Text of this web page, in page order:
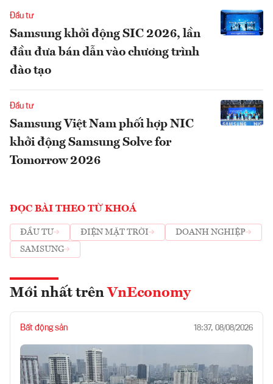
Đầu tư
Samsung khởi động SIC 2026, lần
đầu đưa bán dẫn vào chương trình
đào tạo
Đầu tư
Samsung Việt Nam phối hợp NIC
khởi động Samsung Solve for
Tomorrow 2026
ĐỌC BÀI THEO TỪ KHOÁ
ĐẦU TƯ ĐIỆN MẶT TRỜI
DOANH NGHIỆP
SAMSUNG
Mới nhất trên VnEconomy
Bất động sản 18:37, 08/08/2026